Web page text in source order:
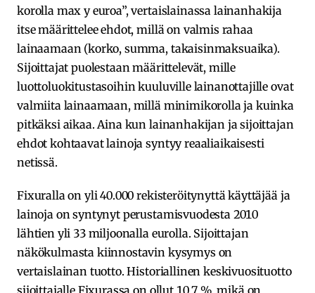
korolla max y euroa”, vertaislainassa lainanhakija
itse määrittelee ehdot, millä on valmis rahaa
lainaamaan (korko, summa, takaisinmaksuaika).
Sijoittajat puolestaan määrittelevät, mille
luottoluokitustasoihin kuuluville lainanottajille ovat
valmiita lainaamaan, millä minimikorolla ja kuinka
pitkäksi aikaa. Aina kun lainanhakijan ja sijoittajan
ehdot kohtaavat lainoja syntyy reaaliaikaisesti
netissä.
Fixuralla on yli 40.000 rekisteröitynyttä käyttäjää ja
lainoja on syntynyt perustamisvuodesta 2010
lähtien yli 33 miljoonalla eurolla. Sijoittajan
näkökulmasta kiinnostavin kysymys on
vertaislainan tuotto. Historiallinen keskivuosituotto